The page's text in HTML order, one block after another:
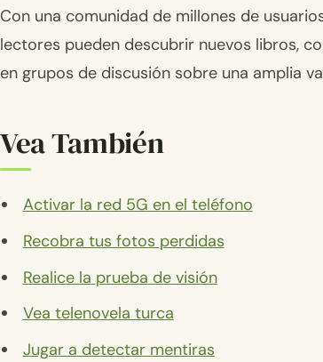
Con una comunidad de millones de
lectores pueden descubrir nuevos libros,
en grupos de discusión sobre una amplia
Vea También
Activar la red 5G en el teléfono
Recobra tus fotos perdidas
Realice la prueba de visión
Vea telenovela turca
Jugar a detectar mentiras